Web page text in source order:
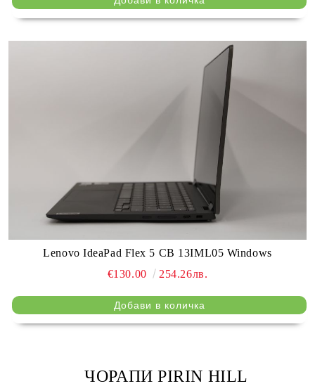
Lenovo IdeaPad Flex 5 CB 13IML05 Windows
€130.00
254.26лв.
⠀ ЧОРАПИ PIRIN HILL